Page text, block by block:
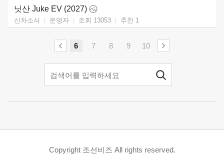
닛산 Juke EV (2027)
신차소식 운영자 조회 13053 추천 1
6 7 8 9 10
Copyright 조선비즈 All rights reserved.